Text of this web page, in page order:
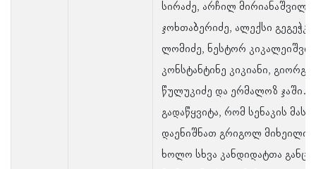
სირაძე, არჩილ
ჯოხთაბერიძე, ალექსი
ლომიძე, ნესტორ
კონსტანტინე კიკიანი,
წულუკიძე და ერმალოზ ჯაში.
გადაწყვიტა, რომ სენაკის
დაენიშნათ გრიგოლ
ხოლო სხვა კანდიდატთა